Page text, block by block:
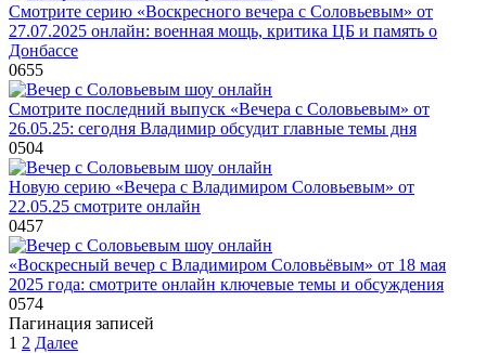
Смотрите серию «Воскресного вечера с Соловьевым» от
27.07.2025 онлайн: военная мощь, критика ЦБ и память о
Донбассе
0655
Смотрите последний выпуск «Вечера с Соловьевым» от
26.05.25: сегодня Владимир обсудит главные темы дня
0504
Новую серию «Вечера с Владимиром Соловьевым» от
22.05.25 смотрите онлайн
0457
«Воскресный вечер с Владимиром Соловьёвым» от 18 мая
2025 года: смотрите онлайн ключевые темы и обсуждения
0574
Пагинация записей
1 2 Далее